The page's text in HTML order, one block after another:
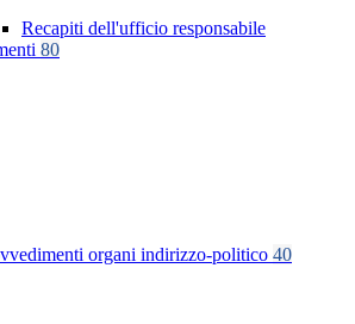
Recapiti dell'ufficio responsabile
80
organi indirizzo-politico 40